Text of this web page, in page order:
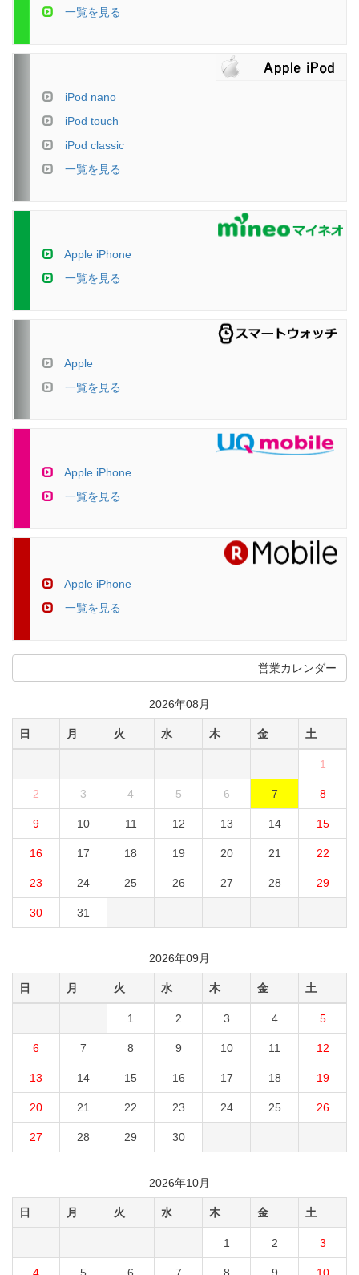
一覧を見る
iPod nano
iPod touch
iPod classic
一覧を見る
Apple iPhone
一覧を見る
Apple
一覧を見る
Apple iPhone
一覧を見る
Apple iPhone
一覧を見る
営業カレンダー
2026年08月
日 月 火 水 木 金 土
1
2 3 4 5 6 7 8
9 10 11 12 13 14 15
16 17 18 19 20 21 22
23 24 25 26 27 28 29
30 31
2026年09月
日 月 火 水 木 金 土
1 2 3 4 5
6 7 8 9 10 11 12
13 14 15 16 17 18 19
20 21 22 23 24 25 26
27 28 29 30
2026年10月
日 月 火 水 木 金 土
1 2 3